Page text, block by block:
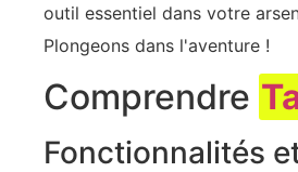
outil essentiel dans votre
Plongeons dans l'aventure !
Comprendre
Fonctionnalités